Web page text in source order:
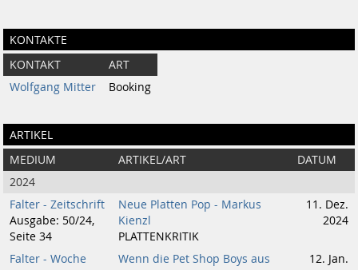
KONTAKTE
KONTAKT
ART
Wolfgang Mitter
Booking
ARTIKEL
MEDIUM ARTIKEL/ART
DATUM
2024
Falter - Zeitschrift
Ausgabe: 50/24,
Seite 34
Neue Platten Pop - Markus
Kienzl
PLATTENKRITIK
11. Dez.
2024
Falter - Woche
Wenn die Pet Shop Boys aus
12. Jan.